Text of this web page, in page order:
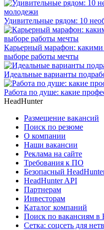
Удивительные рядом: 10
Карьерный марафон:
выборе работы мечты
Идеальные варианты
Работа по душе: какие
HeadHunter
Размещение вакансий
Поиск по резюме
О компании
Наши вакансии
Реклама на сайте
Требования к ПО
Безопасный
HeadHunter API
Партнерам
Инвесторам
Каталог компаний
Поиск по вакансиям в
Сетка: соцсеть для